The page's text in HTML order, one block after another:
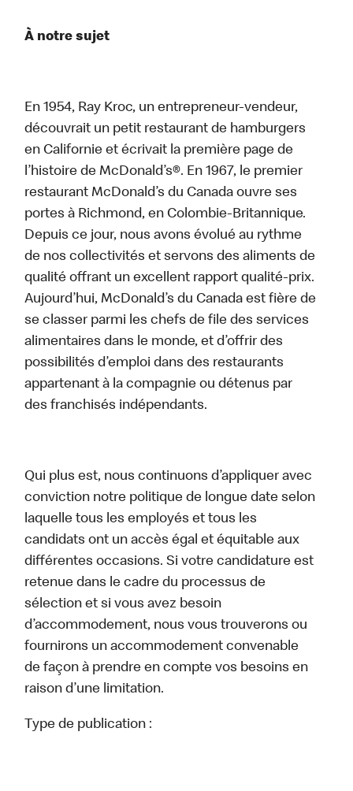
À notre sujet
En 1954, Ray Kroc, un entrepreneur-vendeur,
découvrait un petit restaurant de hamburgers
en Californie et écrivait la première page de
l’histoire de McDonald’s®. En 1967, le premier
restaurant McDonald’s du Canada ouvre ses
portes à Richmond, en Colombie-Britannique.
Depuis ce jour, nous avons évolué au rythme
de nos collectivités et servons des aliments de
qualité offrant un excellent rapport qualité-prix.
Aujourd’hui, McDonald’s du Canada est fière de
se classer parmi les chefs de file des services
alimentaires dans le monde, et d’offrir des
possibilités d’emploi dans des restaurants
appartenant à la compagnie ou détenus par
des franchisés indépendants.
Qui plus est, nous continuons d’appliquer avec
conviction notre politique de longue date selon
laquelle tous les employés et tous les
candidats ont un accès égal et équitable aux
différentes occasions. Si votre candidature est
retenue dans le cadre du processus de
sélection et si vous avez besoin
d’accommodement, nous vous trouverons ou
fournirons un accommodement convenable
de façon à prendre en compte vos besoins en
raison d’une limitation.
Type de publication :